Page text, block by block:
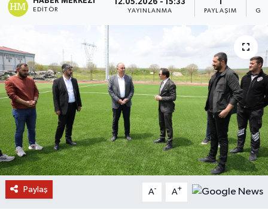
EDITÖR
12.05.2026 - 15:33
YAYINLANMA
1
PAYLAŞIM
Paylaş A- A+